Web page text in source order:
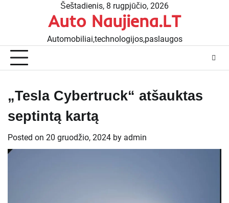
Šeštadienis, 8 rugpjūčio, 2026
Auto Naujiena.LT
Automobiliai,technologijos,paslaugos
„Tesla Cybertruck“ atšauktas
septintą kartą
Posted on 20 gruodžio, 2024 by admin